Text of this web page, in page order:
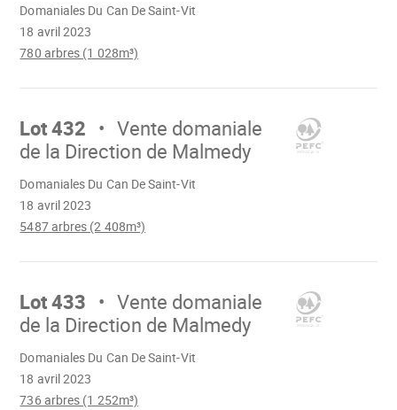
18 avril 2023
Domaniales Du Can De Saint-Vit
780 arbres (1 028m³)
Aller
Lot 432
Vente domaniale
de la Direction de Malmedy
18 avril 2023
Domaniales Du Can De Saint-Vit
5487 arbres (2 408m³)
Aller
Lot 433
Vente domaniale
de la Direction de Malmedy
18 avril 2023
Domaniales Du Can De Saint-Vit
736 arbres (1 252m³)